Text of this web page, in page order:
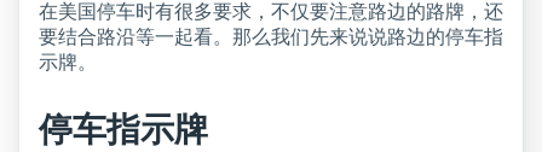
在美国停车时有很多要求，不仅要注意路边的路牌，还
要结合路沿等一起看。那么我们先来说说路边的停车指
示牌。
停车指示牌